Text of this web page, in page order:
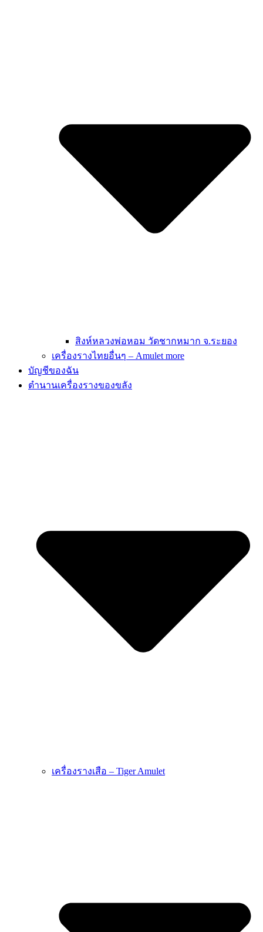
สิงห์หลวงพ่อหอม วัดชากหมาก จ.ระยอง
เครื่องรางไทยอื่นๆ – Amulet more
บัญชีของฉัน
ตำนานเครื่องรางของขลัง
เครื่องรางเสือ – Tiger Amulet